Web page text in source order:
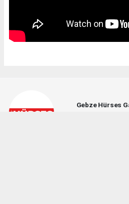
Gebze Hürses